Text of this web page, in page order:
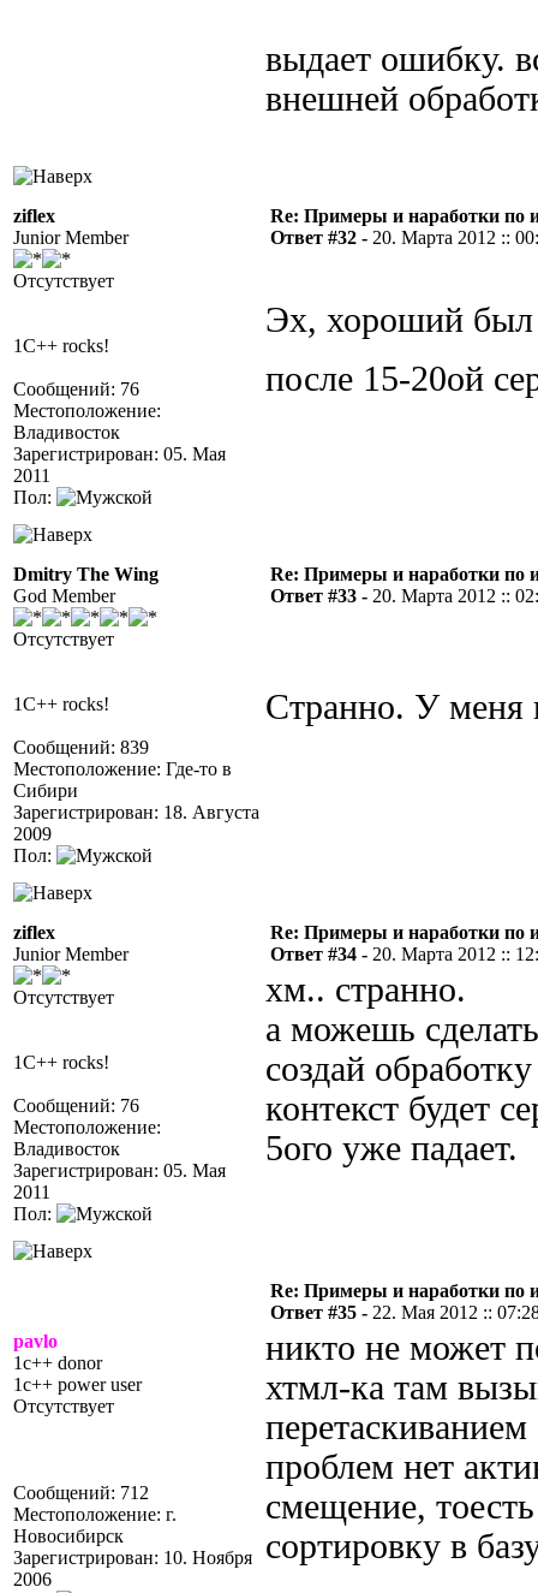
выдает ошибку.
внешней
ziflex
Junior Member
Отсутствует
1C++ rocks!
Сообщений: 76
Местоположение:
Владивосток
Зарегистрирован: 05. Мая
2011
Пол:
Re: Примеры и наработки по
Ответ #32 - 20. Марта 2012 ::
Эх, хороший был
после 15-20ой
Dmitry The Wing
God Member
Отсутствует
1C++ rocks!
Сообщений: 839
Местоположение: Где-то в
Сибири
Зарегистрирован: 18. Августа
2009
Пол:
Re: Примеры и наработки по
Ответ #33 - 20. Марта 2012 ::
Странно. У меня
ziflex
Junior Member
Отсутствует
1C++ rocks!
Сообщений: 76
Местоположение:
Владивосток
Зарегистрирован: 05. Мая
2011
Пол:
Re: Примеры и наработки по
Ответ #34 - 20. Марта 2012 ::
хм.. странно.
а можешь
создай
контекст будет
5ого уже падает.
pavlo
1c++ donor
1c++ power user
Отсутствует
Сообщений: 712
Местоположение: г.
Новосибирск
Зарегистрирован: 10. Ноября
2006
Re: Примеры и наработки по
Ответ #35 - 22. Мая 2012 ::
никто не может
хтмл-ка там
проблем нет
смещение,
сортировку в